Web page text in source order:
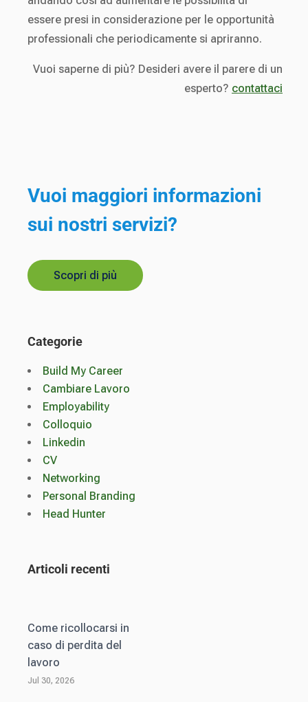
essere presi in considerazione per le opportunità
professionali che periodicamente si apriranno.
Vuoi saperne di più? Desideri avere il parere di un
esperto? contattaci
Vuoi maggiori informazioni
sui nostri servizi?
Scopri di più
Categorie
Build My Career
Cambiare Lavoro
Employability
Colloquio
Linkedin
CV
Networking
Personal Branding
Head Hunter
Articoli recenti
Come ricollocarsi in
caso di perdita del
lavoro
Jul 30, 2026